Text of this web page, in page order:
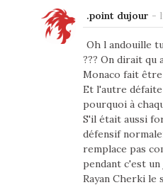
.point dujour -
Oh l andouille
??? On dirait qu
Monaco fait être
Et l'autre
pourquoi à
S'il était aussi
défensif
remplace pas
pendant c'est
Rayan Cherki le